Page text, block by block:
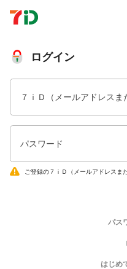
ログイン
７ｉＤ（メールアドレスま
パスワード
ご登録の７ｉＤ（メールアドレスま
パス
はじめ